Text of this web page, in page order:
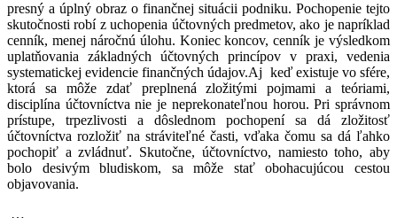
presný a úplný obraz o finančnej situácii podniku. Pochopenie tejto
skutočnosti robí z uchopenia účtovných predmetov, ako je napríklad
cenník, menej náročnú úlohu. Koniec koncov, cenník je výsledkom
uplatňovania základných účtovných princípov v praxi, vedenia
systematickej evidencie finančných údajov.Aj keď existuje vo sfére,
ktorá sa môže zdať preplnená zložitými pojmami a teóriami,
disciplína účtovníctva nie je neprekonateľnou horou. Pri správnom
prístupe, trpezlivosti a dôslednom pochopení sa dá zložitosť
účtovníctva rozložiť na stráviteľné časti, vďaka čomu sa dá ľahko
pochopiť a zvládnuť. Skutočne, účtovníctvo, namiesto toho, aby
bolo desivým bludiskom, sa môže stať obohacujúcou cestou
objavovania.
…